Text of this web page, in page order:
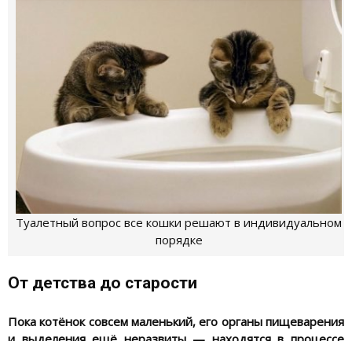
Туалетный вопрос все кошки решают в индивидуальном
порядке
От детства до старости
Пока котёнок совсем маленький, его органы пищеварения